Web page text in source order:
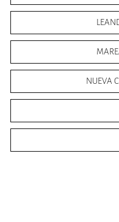
NUEVA